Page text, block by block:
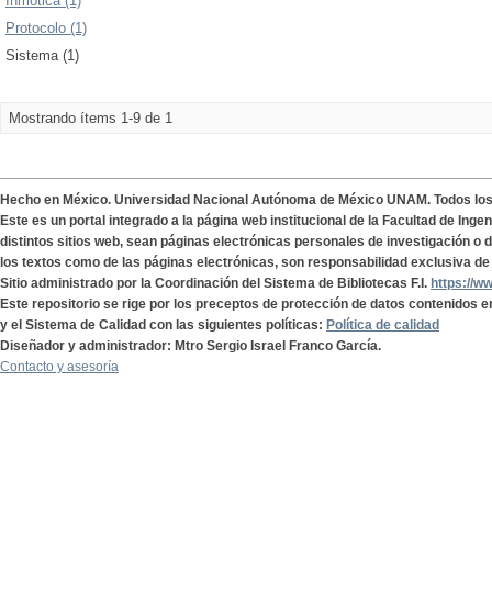
Protocolo (1)
Sistema (1)
Mostrando ítems 1-9 de 1
Hecho en México. Universidad Nacional Autónoma de México UNAM. Todos
Este es un portal integrado a la página web institucional de la Facultad de
distintos sitios web, sean páginas electrónicas personales de investigación o
los textos como de las páginas electrónicas, son responsabilidad exclusiva
Sitio administrado por la Coordinación del Sistema de Bibliotecas F.I. https://
Este repositorio se rige por los preceptos de protección de datos contenidos
y el Sistema de Calidad con las siguientes políticas: Política de calidad
Diseñador y administrador: Mtro Sergio Israel Franco García.
Contacto y asesoría